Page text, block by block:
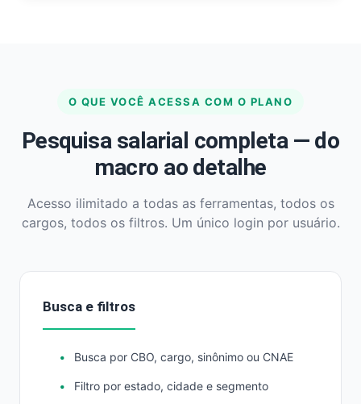
O QUE VOCÊ ACESSA COM O PLANO
Pesquisa salarial completa — do
macro ao detalhe
Acesso ilimitado a todas as ferramentas, todos os
cargos, todos os filtros. Um único login por usuário.
Busca e filtros
Busca por CBO, cargo, sinônimo ou CNAE
Filtro por estado, cidade e segmento